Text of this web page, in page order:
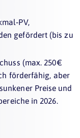
gefördert (bis zu
(max. 250 €
förderfähig, aber
Preise und
in 2026.